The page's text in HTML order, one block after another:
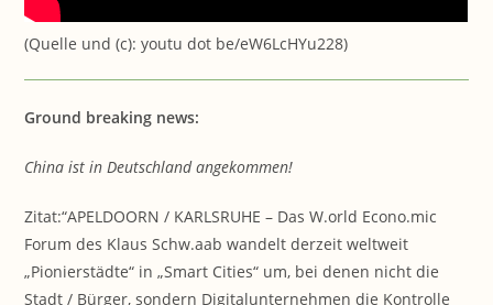
(Quelle und (c): youtu dot be/eW6LcHYu228)
Ground breaking news:
China ist in Deutschland angekommen!
Zitat:“APELDOORN / KARLSRUHE – Das W.orld Econo.mic
Forum des Klaus Schw.aab wandelt derzeit weltweit
„Pionierstädte“ in „Smart Cities“ um, bei denen nicht die
Stadt / Bürger, sondern Digitalunternehmen die Kontrolle